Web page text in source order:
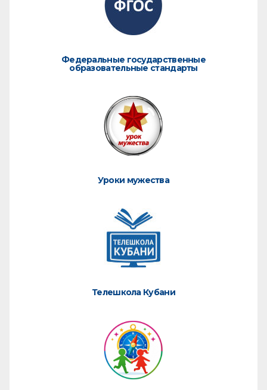
Федеральные государственные
образовательные стандарты
Уроки мужества
Телешкола Кубани